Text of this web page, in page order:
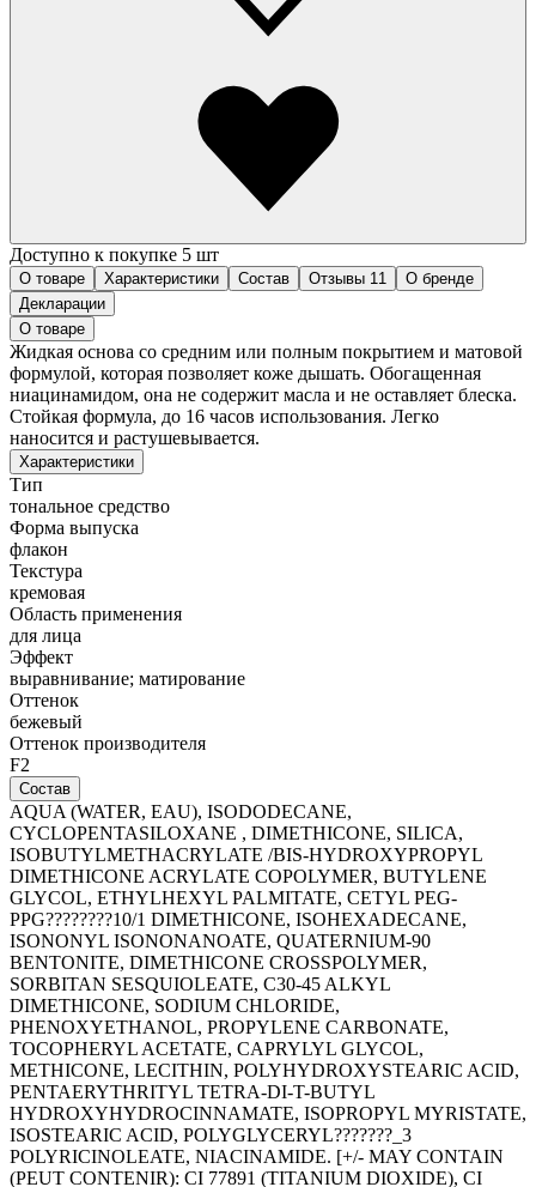
Доступно к покупке 5 шт
О товаре Характеристики Состав Отзывы 11
О бренде
Декларации
О товаре
Жидкая основа со средним или полным покрытием и матовой
формулой, которая позволяет коже дышать. Обогащенная
ниацинамидом, она не содержит масла и не оставляет блеска.
Стойкая формула, до 16 часов использования. Легко
наносится и растушевывается.
Характеристики
Тип
тональное средство
Форма выпуска
флакон
Текстура
кремовая
Область применения
для лица
Эффект
выравнивание; матирование
Оттенок
бежевый
Оттенок производителя
F2
Состав
AQUA (WATER, EAU), ISODODECANE,
CYCLOPENTASILOXANE , DIMETHICONE, SILICA,
ISOBUTYLMETHACRYLATE /BIS-HYDROXYPROPYL
DIMETHICONE ACRYLATE COPOLYMER, BUTYLENE
GLYCOL, ETHYLHEXYL PALMITATE, CETYL PEG-
PPG????????10/1 DIMETHICONE, ISOHEXADECANE,
ISONONYL ISONONANOATE, QUATERNIUM-90
BENTONITE, DIMETHICONE CROSSPOLYMER,
SORBITAN SESQUIOLEATE, C30-45 ALKYL
DIMETHICONE, SODIUM CHLORIDE,
PHENOXYETHANOL, PROPYLENE CARBONATE,
TOCOPHERYL ACETATE, CAPRYLYL GLYCOL,
METHICONE, LECITHIN, POLYHYDROXYSTEARIC ACID,
PENTAERYTHRITYL TETRA-DI-T-BUTYL
HYDROXYHYDROCINNAMATE, ISOPROPYL MYRISTATE,
ISOSTEARIC ACID, POLYGLYCERYL???????_3
POLYRICINOLEATE, NIACINAMIDE. [+/- MAY CONTAIN
(PEUT CONTENIR): CI 77891 (TITANIUM DIOXIDE), CI